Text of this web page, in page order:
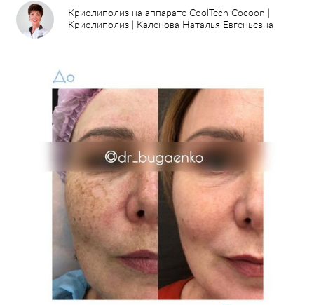
Криолиполиз на аппарате CoolTech Cocoon |
Криолиполиз | Каленова Наталья Евгеньевна